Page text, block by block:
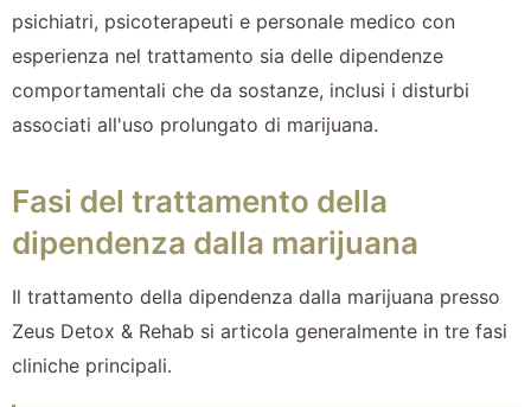
psichiatri, psicoterapeuti e personale medico con
esperienza nel trattamento sia delle dipendenze
comportamentali che da sostanze, inclusi i disturbi
associati all'uso prolungato di marijuana.
Fasi del trattamento della
dipendenza dalla marijuana
Il trattamento della dipendenza dalla marijuana presso
Zeus Detox & Rehab si articola generalmente in tre fasi
cliniche principali.